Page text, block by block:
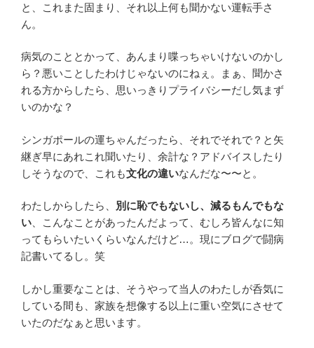
と、これまた固まり、それ以上何も聞かない運転手さ
ん。
病気のこととかって、あんまり喋っちゃいけないのかし
ら？悪いことしたわけじゃないのにねぇ。まぁ、聞かさ
れる方からしたら、思いっきりプライバシーだし気まず
いのかな？
シンガポールの運ちゃんだったら、それでそれで？と矢
継ぎ早にあれこれ聞いたり、余計な？アドバイスしたり
しそうなので、これも文化の違いなんだな〜〜と。
わたしからしたら、 別に恥でもないし、減るもんでもな
い 、こんなことがあったんだよって、むしろ皆んなに知
ってもらいたいくらいなんだけど…。現にブログで闘病
記書いてるし。笑
しかし重要なことは、そうやって当人のわたしが呑気に
している間も、家族を想像する以上に重い空気にさせて
いたのだなぁと思います。